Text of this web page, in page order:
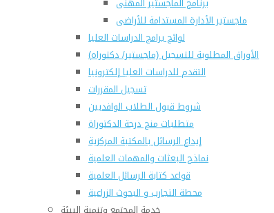
ماجستير الأدارة المستدامة للأراضى
لوائح برامج الدراسات العليا
(الأوراق المطلوبة للتسجيل (ماجستير/ دكتوراه
التقدم للدراسات العليا إلكترونيا
تسجيل المقررات
شروط قبول الطلاب الوافديين
متطلبات منح درجة الدكتوراة
إيداع الرسائل بالمكتبة المركزية
نماذج البعثات والمهمات العلمية
قواعد كتابة الرسائل العلمية
محطة التجارب و البحوث الزراعية